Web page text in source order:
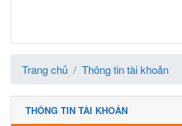
Trang chủ Thông tin tài khoản
THÔNG TIN TÀI KHOẢN